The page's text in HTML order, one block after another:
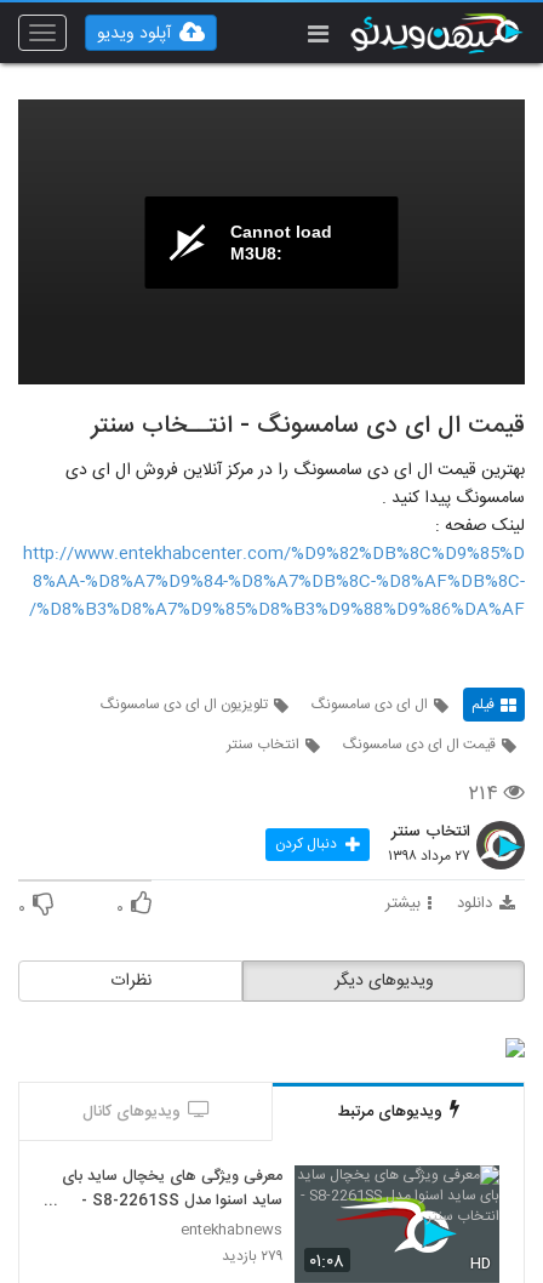
Toggle
آپلود ویدیو
Cannot load
M3U8:
قیمت ال ای دی سامسونگ - انتــخاب سنتر
بهترین قیمت ال ای دی سامسونگ را در مرکز آنلاین فروش ال ای دی
سامسونگ پیدا کنید .
لینک صفحه :
http://www.entekhabcenter.com/%D9%82%DB%8C%D9%85%D
8%AA-%D8%A7%D9%84-%D8%A7%DB%8C-%D8%AF%DB%8C-
%D8%B3%D8%A7%D9%85%D8%B3%D9%88%D9%86%DA%AF/
فیلم ال ای دی سامسونگ
تلویزیون ال ای دی سامسونگ
قیمت ال ای دی سامسونگ
انتخاب سنتر
۲۱۴
انتخاب سنتر
۲۷ مرداد ۱۳۹۸ دنبال کردن
دانلود بیشتر ۰ ۰
نظرات ویدیوهای دیگر
ویدیوهای مرتبط ویدیوهای کانال
۰۱:۰۸ HD
معرفی ویژگی های یخچال ساید بای
ساید اسنوا مدل S8-2261SS -
انتخاب سنتر
entekhabnews
۲۷۹ بازدید